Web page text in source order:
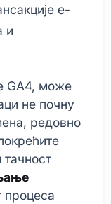
е-
и
GA4, може
не почну
редовно
тачност
процеса